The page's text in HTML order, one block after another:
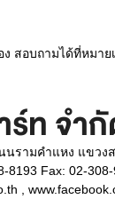
สอบถามได้ที่หมาย
ร์ท จำ
นรามคำแหง แขว
8193 Fax: 02-
,